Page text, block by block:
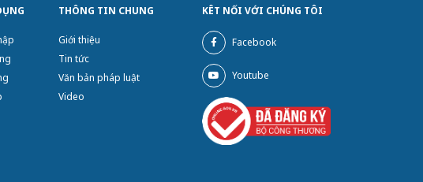
THÔNG TIN CHUNG
Giới thiệu
Tin tức
Văn bản pháp luật
Video
KÊT NỐI VỚI CHÚNG TÔI
Facebook
Youtube